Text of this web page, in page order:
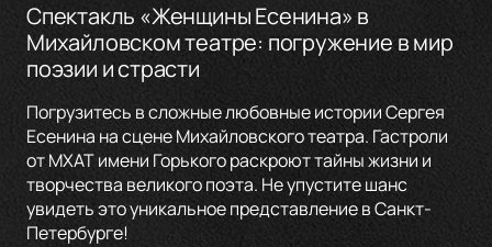
Спектакль «Женщины Есенина» в
Михайловском театре: погружение в мир
поэзии и страсти
Погрузитесь в сложные любовные истории Сергея
Есенина на сцене Михайловского театра. Гастроли
от МХАТ имени Горького раскроют тайны жизни и
творчества великого поэта. Не упустите шанс
увидеть это уникальное представление в Санкт-
Петербурге!